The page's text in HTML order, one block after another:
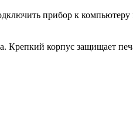
прибор к компьютеру
Крепкий корпус защищает